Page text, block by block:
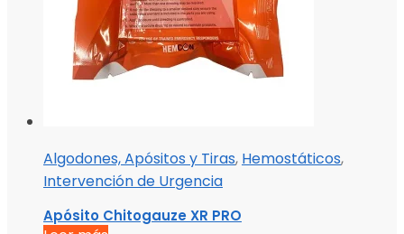
Algodones, Apósitos y Tiras, Hemostáticos,
Intervención de Urgencia
Apósito Chitogauze XR PRO